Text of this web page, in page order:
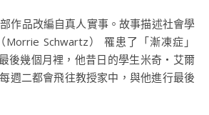
Schwartz） 罹患了「漸凍症」
最後幾個月裡，他昔日的學生米奇‧艾爾
週二都會飛往教授家中，與他進行最後